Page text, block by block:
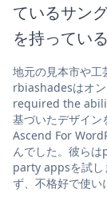
ているサン
を持ってい
地元の見本市や工
rbiashadesはオン
required the
基づいたデザイン
Ascend For
んでした。彼ら
party appsを試し
ず、不格好で使い